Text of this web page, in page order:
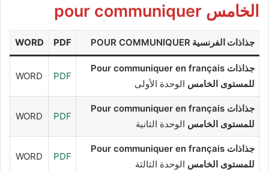
الخامس pour communiquer
جذاذات الفرنسيةPOUR COMMUNIQUER
PDF
WORD
جذاذات Pour communiquer en français
للمستوى الخامس الوحدة الأولى
PDF
WORD
جذاذات Pour communiquer en français
للمستوى الخامس الوحدة الثانية
PDF
WORD
جذاذات Pour communiquer en français
للمستوى الخامس الوحدة الثالثة
PDF
WORD